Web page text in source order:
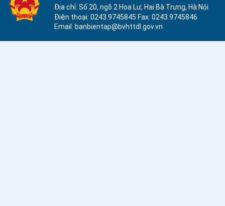
Địa chỉ: Số 20, ngõ 2 Hoa Lư, Hai Bà Trưng, Hà Nội
Điện thoại: 0243.9745845 Fax: 0243.9745846
Email: banbientap@bvhttdl.gov.vn